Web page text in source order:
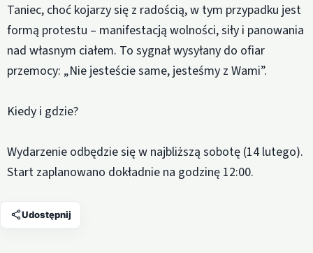
Taniec, choć kojarzy się z radością, w tym przypadku jest
formą protestu – manifestacją wolności, siły i panowania
nad własnym ciałem. To sygnał wysyłany do ofiar
przemocy: „Nie jesteście same, jesteśmy z Wami”.
Kiedy i gdzie?
Wydarzenie odbędzie się w najbliższą sobotę (14 lutego).
Start zaplanowano dokładnie na godzinę 12:00.
Udostępnij